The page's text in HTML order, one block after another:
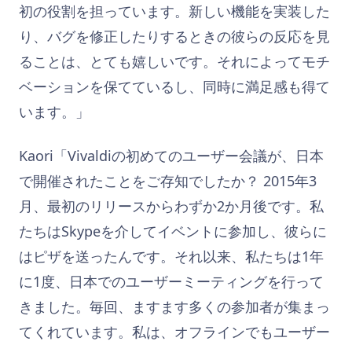
初の役割を担っています。新しい機能を実装した
り、バグを修正したりするときの彼らの反応を見
ることは、とても嬉しいです。それによってモチ
ベーションを保てているし、同時に満足感も得て
います。」
Kaori「Vivaldiの初めてのユーザー会議が、日本
で開催されたことをご存知でしたか？ 2015年3
月、最初のリリースからわずか2か月後です。私
たちはSkypeを介してイベントに参加し、彼らに
はピザを送ったんです。それ以来、私たちは1年
に1度、日本でのユーザーミーティングを行って
きました。毎回、ますます多くの参加者が集まっ
てくれています。私は、オフラインでもユーザー